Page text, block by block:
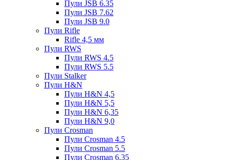
Пули JSB 6.35
Пули JSB 7.62
Пули JSB 9.0
Пули Rifle
Rifle 4,5 мм
Пули RWS
Пули RWS 4.5
Пули RWS 5.5
Пули Stalker
Пули H&N
Пули H&N 4,5
Пули H&N 5,5
Пули H&N 6,35
Пули H&N 9,0
Пули Crosman
Пули Crosman 4.5
Пули Crosman 5.5
Пули Crosman 6.35